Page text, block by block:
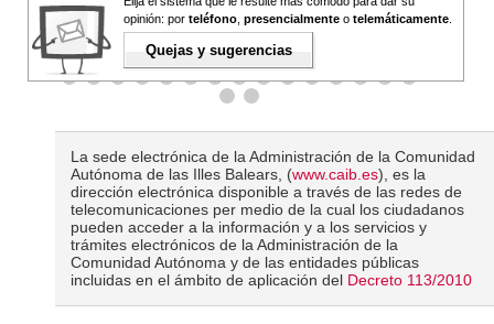
opinión: por teléfono presencialmente o telemáticamente
Quejas y sugerencias
La sede electrónica de la Administración de la Comunidad
Autónoma de las Illes Balears, (www.caib.es), es la
dirección electrónica disponible a través de las redes de
telecomunicaciones per medio de la cual los ciudadanos
pueden acceder a la información y a los servicios y
trámites electrónicos de la Administración de la
Comunidad Autónoma y de las entidades públicas
incluidas en el ámbito de aplicación del Decreto 113/2010